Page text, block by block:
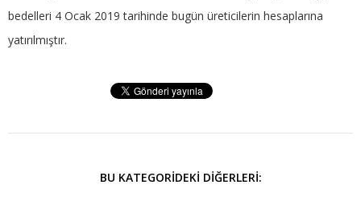
bedelleri 4 Ocak 2019 tarihinde bugün üreticilerin hesaplarına
yatırılmıştır.
BU KATEGORIDEKI DIĞERLERI: